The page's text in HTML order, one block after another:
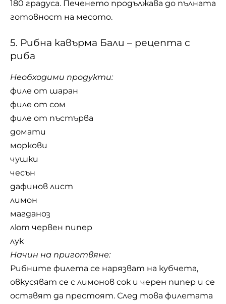
180 градуса. Печенето продължава до пълната
готовност на месото.
5. Рибна кавърма Бали – рецепта с
риба
Необходими продукти:
филе от шаран
филе от сом
филе от пъстърва
домати
моркови
чушки
чесън
дафинов лист
лимон
магданоз
лют червен пипер
лук
Начин на приготвяне:
Рибните филета се нарязват на кубчета,
овкусяват се с лимонов сок и черен пипер и се
оставят да престоят. След това филетата